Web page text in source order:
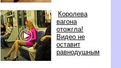
Королева
агона
отожгла!
идео не
оставит
равнодушным